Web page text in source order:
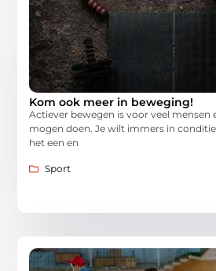
Kom ook meer in beweging!
Actiever bewegen is voor veel mensen
mogen doen. Je wilt immers in
het een en
Sport